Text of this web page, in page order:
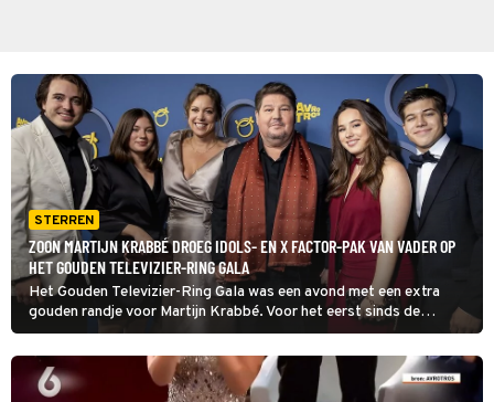
STERREN
ZOON MARTIJN KRABBÉ DROEG IDOLS- EN X FACTOR-PAK VAN VADER OP
HET GOUDEN TELEVIZIER-RING GALA
Het Gouden Televizier-Ring Gala was een avond met een extra
gouden randje voor Martijn Krabbé. Voor het eerst sinds de
presentator bekendmaakte ongeneeslijk ziek te zijn, verscheen de
presentator in de spotlights met zijn gezin aan zijn zijde. En wat
blijkt: zijn jongste zoon droeg een wel heel bijzonder pak voor deze
gelegenheid.